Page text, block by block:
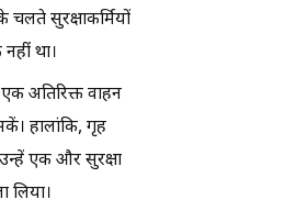
सुरक्षाकर्मियों
था।
अतिरिक्त वाहन
हालांकि, गृह
एक और सुरक्षा
लिया।